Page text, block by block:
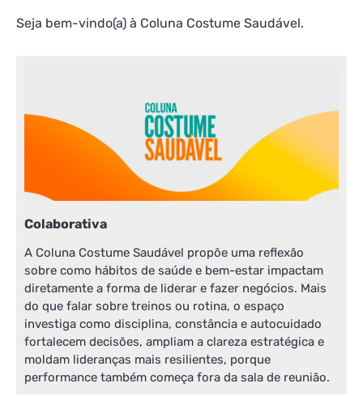
Seja bem-vindo(a) à Coluna Costume Saudável.
Colaborativa
A Coluna Costume Saudável propõe uma reflexão
sobre como hábitos de saúde e bem-estar impactam
diretamente a forma de liderar e fazer negócios. Mais
do que falar sobre treinos ou rotina, o espaço
investiga como disciplina, constância e autocuidado
fortalecem decisões, ampliam a clareza estratégica e
moldam lideranças mais resilientes, porque
performance também começa fora da sala de reunião.